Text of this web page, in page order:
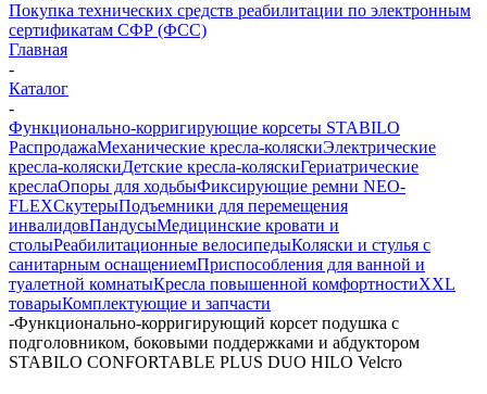
Покупка технических средств реабилитации по электронным
сертификатам СФР (ФСС)
Главная
-
Каталог
-
Функционально-корригирующие корсеты STABILO
РаспродажаМеханические кресла-коляскиЭлектрические
кресла-коляскиДетские кресла-коляскиГериатрические
креслаОпоры для ходьбыФиксирующие ремни NEO-
FLEXСкутерыПодъемники для перемещения
инвалидовПандусыМедицинские кровати и
столыРеабилитационные велосипедыКоляски и стулья с
санитарным оснащениемПриспособления для ванной и
туалетной комнатыКресла повышенной комфортностиXXL
товарыКомплектующие и запчасти
-Функционально-корригирующий корсет подушка с
подголовником, боковыми поддержками и абдуктором
STABILO CONFORTABLE PLUS DUO HILO Velcro